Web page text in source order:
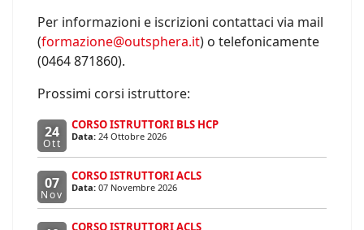
Per informazioni e iscrizioni contattaci via mail
(formazione@outsphera.it) o telefonicamente
(0464 871860).
Prossimi corsi istruttore:
24
Ott
CORSO ISTRUTTORI BLS HCP
Data: 24 Ottobre 2026
07
Nov
CORSO ISTRUTTORI ACLS
Data: 07 Novembre 2026